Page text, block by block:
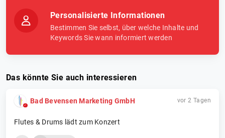
Personalisierte Informationen
Bestimmen Sie selbst, über welche Inhalte und
Keywords Sie wann informiert werden
Das könnte Sie auch interessieren
Bad Bevensen Marketing GmbH vor 2 Tagen
Flutes & Drums lädt zum Konzert